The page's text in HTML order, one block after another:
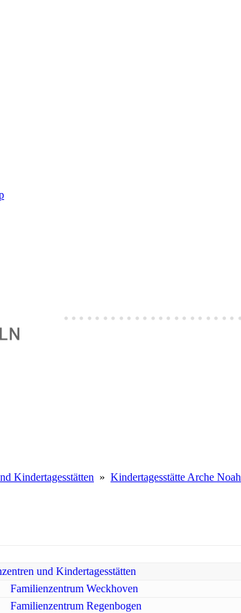
Kindertagesstätten » Kindertagesstätte Arche Noah
und Kindertagesstätten
Familienzentrum Weckhoven
Familienzentrum Regenbogen